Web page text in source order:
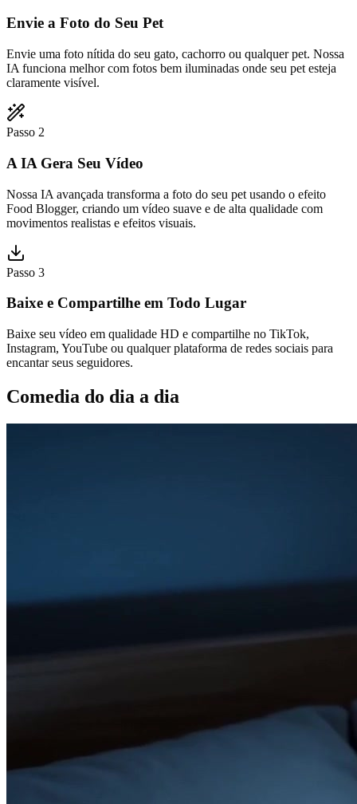
Envie a Foto do Seu Pet
Envie uma foto nítida do seu gato, cachorro ou qualquer pet. Nossa
IA funciona melhor com fotos bem iluminadas onde seu pet esteja
claramente visível.
Passo 2
A IA Gera Seu Vídeo
Nossa IA avançada transforma a foto do seu pet usando o efeito
Food Blogger, criando um vídeo suave e de alta qualidade com
movimentos realistas e efeitos visuais.
Passo 3
Baixe e Compartilhe em Todo Lugar
Baixe seu vídeo em qualidade HD e compartilhe no TikTok,
Instagram, YouTube ou qualquer plataforma de redes sociais para
encantar seus seguidores.
Comedia do dia a dia